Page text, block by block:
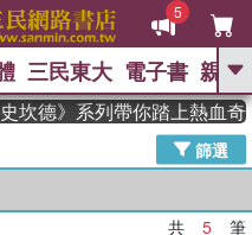
5
GO
The Odyssey 、
、 如果歷史是一群喵 、 暑期
台灣的李登輝時代 、 數學女
三民東大 電子書 親子
德》系列帶你踏上熱血奇
篩選
共 5 筆